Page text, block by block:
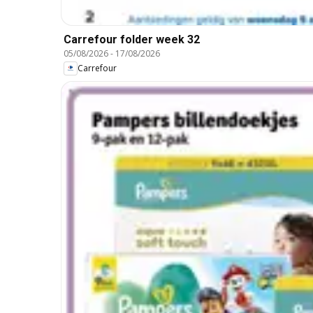
Carrefour folder week 32
05/08/2026- 17/08/2026
Carrefour